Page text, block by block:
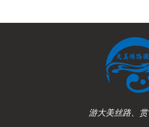
游大美丝路、